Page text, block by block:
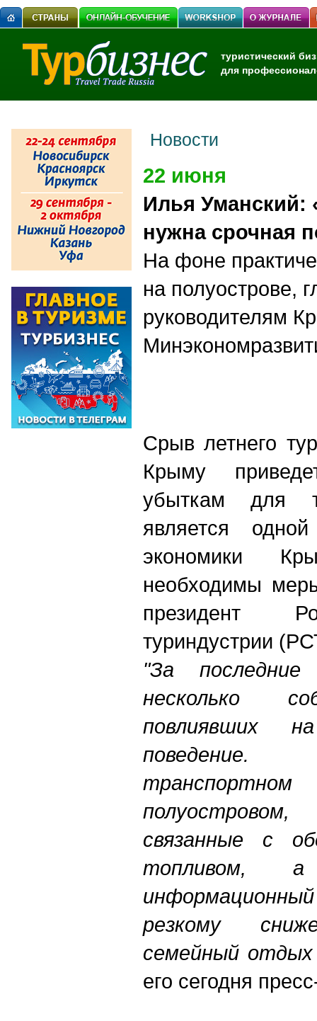
туристический
для
Новости
22 июня
Илья Уманский:
нужна срочная
На фоне
на полуострове,
руководителям
Срыв летнего
Крыму
убыткам для
является
экономики
необходимы
президент
туриндустрии
"За последние
несколько
повлиявших
связанные с
топливом,
резкому
семейный
его сегодня